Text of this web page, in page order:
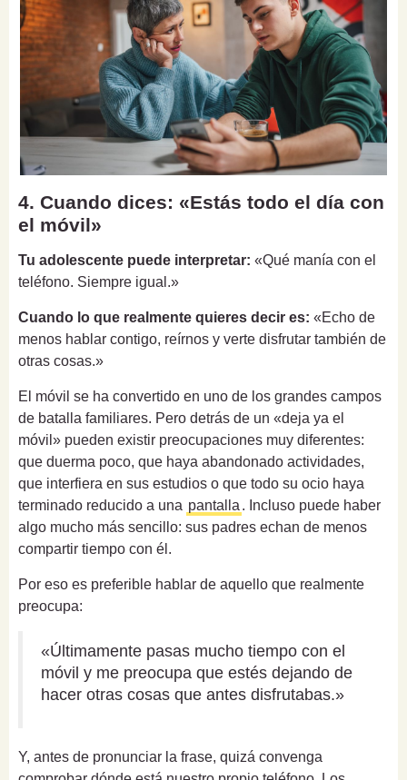
4. Cuando dices: «Estás todo el día con
el móvil»
Tu adolescente puede interpretar: «Qué manía con el
teléfono. Siempre igual.»
Cuando lo que realmente quieres decir es: «Echo de
menos hablar contigo, reírnos y verte disfrutar también de
otras cosas.»
El móvil se ha convertido en uno de los grandes campos
de batalla familiares. Pero detrás de un «deja ya el
móvil» pueden existir preocupaciones muy diferentes:
que duerma poco, que haya abandonado actividades,
que interfiera en sus estudios o que todo su ocio haya
terminado reducido a una pantalla . Incluso puede haber
algo mucho más sencillo: sus padres echan de menos
compartir tiempo con él.
Por eso es preferible hablar de aquello que realmente
preocupa:
«Últimamente pasas mucho tiempo con el
móvil y me preocupa que estés dejando de
hacer otras cosas que antes disfrutabas.»
Y, antes de pronunciar la frase, quizá convenga